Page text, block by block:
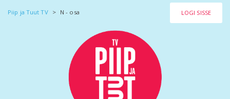
LOGI SISSE
Piip ja Tuut TV > N - osa